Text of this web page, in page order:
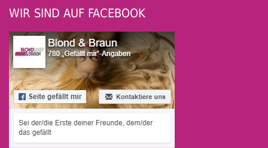
WIR SIND AUF FACEBOOK